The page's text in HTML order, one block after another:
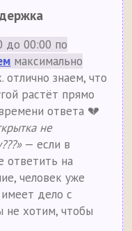
до 00:00 по
максимально
отлично знаем, что
растёт прямо
ответа 💔
не
— если в
ответить на
человек уже
дело с
не хотим, чтобы